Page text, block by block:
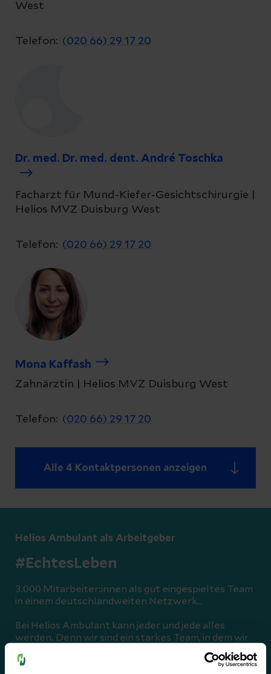
West
Telefon: (020 66) 29 17 20
Dr. med. Dr. med. dent. André Toschka
Facharzt für Mund-Kiefer-Gesichtschirurgie |
Helios MVZ Duisburg West
Telefon: (020 66) 29 17 20
Mona Kaffash
Zahnärztin | Helios MVZ Duisburg West
Telefon: (020 66) 29 17 20
Alle 4 Kontaktpersonen anzeigen
Helios Ambulant als Arbeitgeber
#EchtesLeben
3.000 Mitarbeiter:innen als gut eingespieltes Team
in einem deutschlandweiten Netzwerk…
Bei Helios Ambulant kann jeder und jede alles
werden. Denn wir sind ein starkes Team, in dem wir
Weiterentwicklung und erfahren Sie echtes